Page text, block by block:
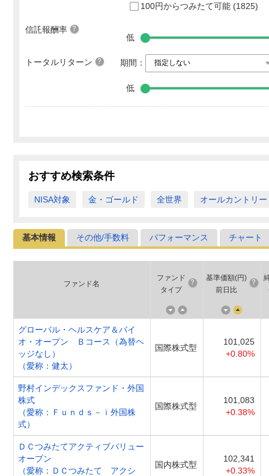
100円からつみたて可能 (1825)
信託報酬率
低
トータルリターン 期間：
低
おすすめ検索条件
NISA対象 金・ゴールド 全世界 オールカントリー
基本情報 その他/手数料 パフォーマンス チャート
ファンド名
ファンド
タイプ
基準価額(円)
前日比
グローバル・ヘルスケア＆バイ
オ・オープン Ｂコース（為替ヘ
ッジなし）
（愛称：健太）
国際株式型
101,025
+0.80%
野村インデックスファンド・外国
株式
（愛称：Ｆｕｎｄｓ－ｉ外国株
式）
国際株式型
101,083
+0.38%
ＤＣつみたてアクティブバリュー
オープン
（愛称：ＤＣつみたて アクシ
国内株式型
102,341
+0.33%